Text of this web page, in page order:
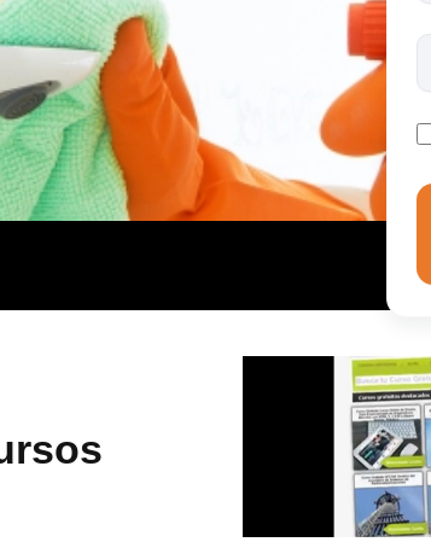
realizar la limpieza de domicilios